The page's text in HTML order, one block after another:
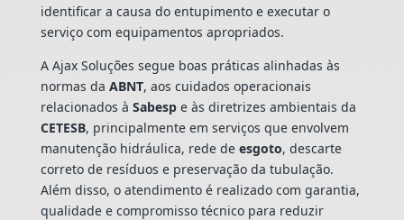
identificar a causa do entupimento e executar o
serviço com equipamentos apropriados.
A Ajax Soluções segue boas práticas alinhadas às
normas da ABNT, aos cuidados operacionais
relacionados à Sabespe às diretrizes ambientais da
CETESB, principalmente em serviços que envolvem
manutenção hidráulica, rede de esgoto, descarte
correto de resíduos e preservação da tubulação.
Além disso, o atendimento é realizado com garantia,
qualidade e compromisso técnico para reduzir